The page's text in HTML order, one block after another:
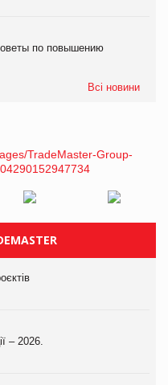
по повышению
Всі новини
– 2026.